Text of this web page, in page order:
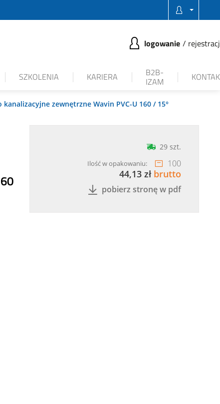
logowanie
SZKOLENIA KARIERA B2B-
IZAM
kanalizacyjne zewnętrzne Wavin PVC-U 160 / 15°
29 szt.
Ilość w opakowaniu: 100
44,13 zł brutto
pobierz stronę w pdf